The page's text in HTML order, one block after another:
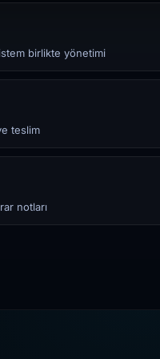
birlikte yönetimi
teslim
notları